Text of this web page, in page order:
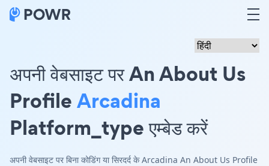
अपनी वेबसाइट पर An About Us
ProfileArcadina
Platform_type एम्बेड करें
अपनी वेबसाइट पर बिना कोडिंग या सिरदर्द के Arcadina An About Us Profile